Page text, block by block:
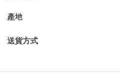
產地
送貨方式